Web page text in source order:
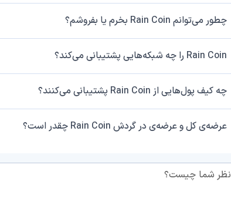
چطور می‌توانم Rain Coin بخرم یا بفروشم؟
Rain Coin را چه شبکه‌هایی پشتیبانی می‌کند؟
چه کیف پول‌هایی از Rain Coin پشتیبانی می‌کنند؟
عرضه‌ی کل و عرضه‌ی در گردش Rain Coin چقدر است؟
نظر شما چیست؟